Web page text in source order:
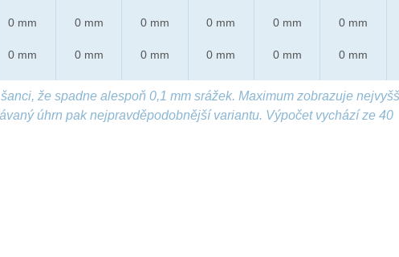
0 mm
0 mm
0 mm
0 mm
0 mm
0 mm
0 mm
0 mm
0 mm
0 mm
0 mm
0 mm
že spadne alespoň 0,1 mm srážek. Maximum zobrazuje
úhrn pak nejpravděpodobnější variantu. Výpočet vychází ze 40